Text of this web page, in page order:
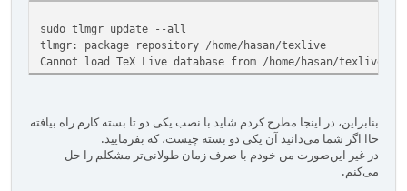
sudo tlmgr update --all
tlmgr: package repository /home/hasan/texlive
Cannot load TeX Live database from /home/hasan/
بنابراین، در اینجا مطرح کردم شاید با نصب یکی دو تا بسته کارم راه بیافته
حاا اگر شما می‌دانید آن یکی دو بسته چیست، که بفرمایید.
در غیر این‌صورت من خودم با صرف زمان طولانی‌تر مشکلم را حل
می‌کنم.